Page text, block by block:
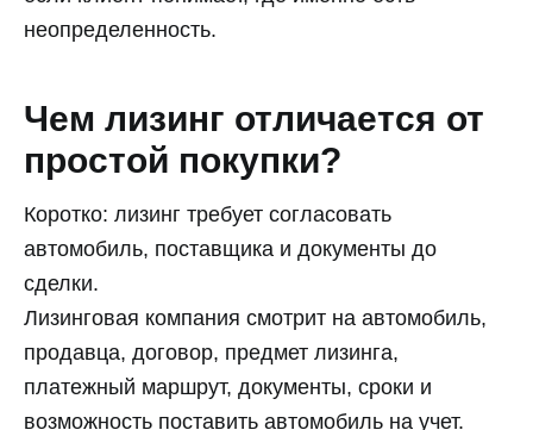
неопределенность.
Чем лизинг отличается от
простой покупки?
Коротко: лизинг требует согласовать
автомобиль, поставщика и документы до
сделки.
Лизинговая компания смотрит на автомобиль,
продавца, договор, предмет лизинга,
платежный маршрут, документы, сроки и
возможность поставить автомобиль на учет.